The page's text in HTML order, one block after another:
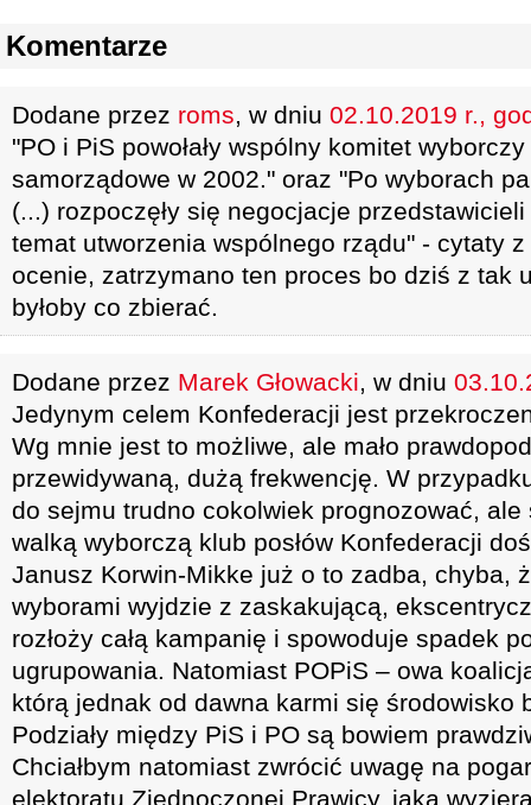
Komentarze
Dodane przez roms, w dniu 02.10.2019 r.,
"PO i PiS powołały wspólny komitet
samorządowe w 2002." oraz "Po wyborach
(...) rozpoczęły się negocjacje
temat utworzenia wspólnego rządu" - cytaty
ocenie, zatrzymano ten proces bo dziś z tak
byłoby co zbierać.
Dodane przez Marek Głowacki, w dniu
Jedynym celem Konfederacji jest
Wg mnie jest to możliwe, ale mało
przewidywaną, dużą frekwencję. W
do sejmu trudno cokolwiek prognozować,
walką wyborczą klub posłów Konfederacji
Janusz Korwin-Mikke już o to zadba, chyba,
wyborami wyjdzie z zaskakującą,
rozłoży całą kampanię i spowoduje spadek
ugrupowania. Natomiast POPiS – owa
którą jednak od dawna karmi się środowisko
Podziały między PiS i PO są bowiem
Chciałbym natomiast zwrócić uwagę na
elektoratu Zjednoczonej Prawicy, jaka